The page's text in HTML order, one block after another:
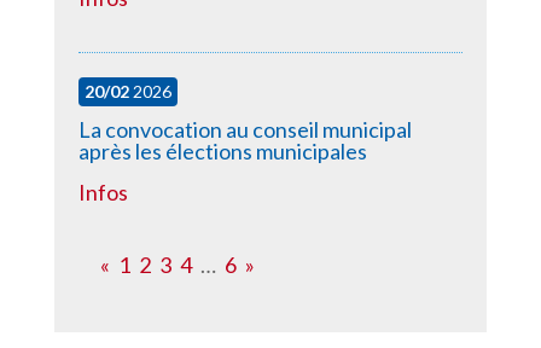
20/022026
La convocation au conseil municipal
après les élections municipales
Infos
« 1 2 3 4 … 6 »